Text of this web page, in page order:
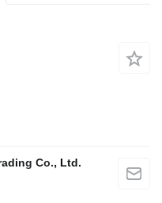
Co., Ltd.